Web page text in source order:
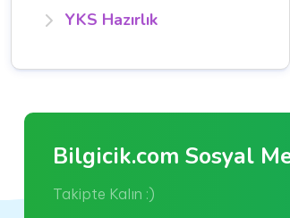
YKS Hazırlık
Bilgicik.com Sosyal
Takipte Kalın :)